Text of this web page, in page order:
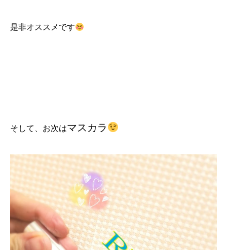
是非オススメです
そして、お次はマスカラ